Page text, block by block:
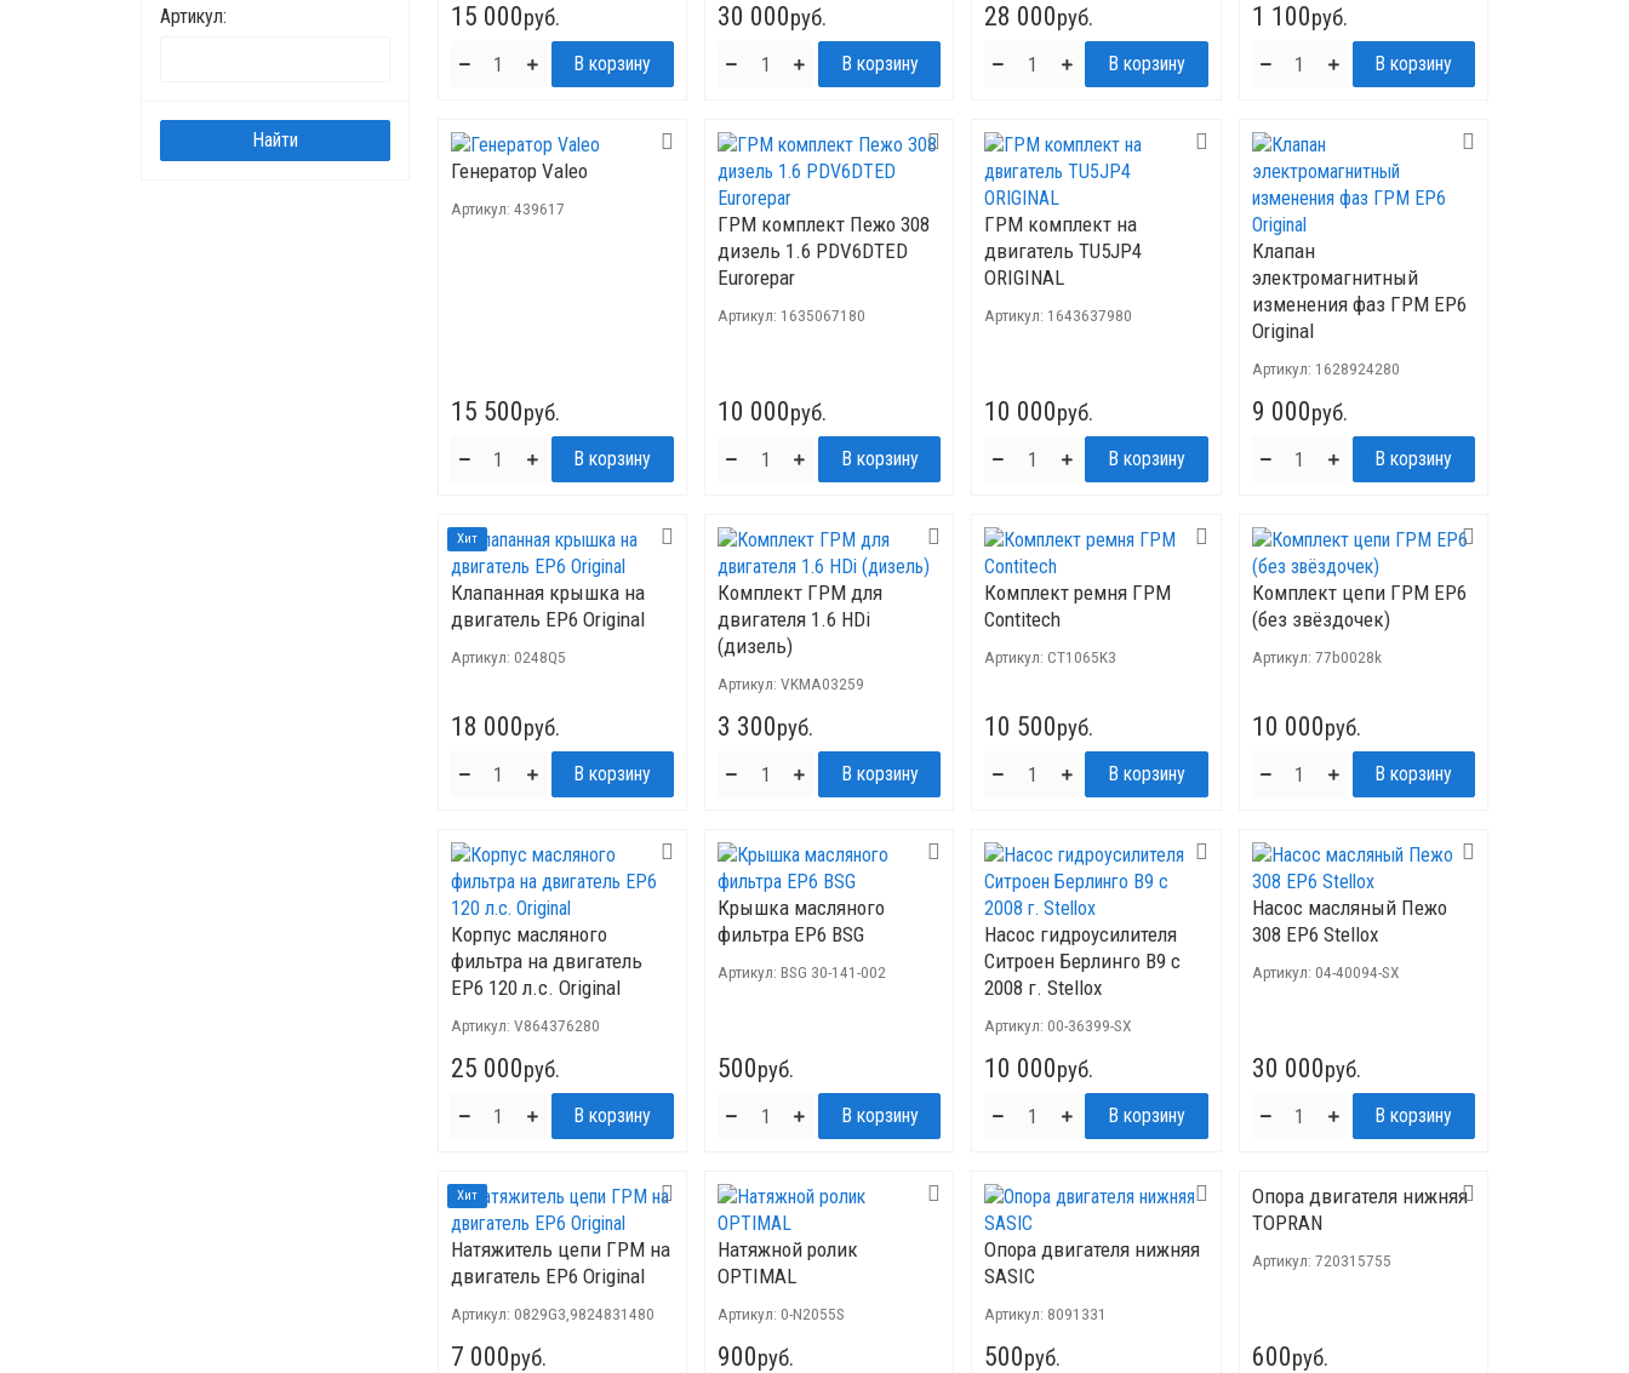
Артикул: 15 000руб. 30 000руб. 28 000руб. 1 100руб.
Генератор Valeo
Артикул: 439617
15 500руб.
ГРМ комплект Пежо 308
дизель 1.6 PDV6DTED
Eurorepar
Артикул: 1635067180
10 000руб.
ГРМ комплект на
двигатель TU5JP4
ORIGINAL
Артикул: 1643637980
10 000руб.
Клапан
электромагнитный
изменения фаз ГРМ EP6
Original
Артикул: 1628924280
9 000руб.
Хит
Клапанная крышка на
двигатель EP6 Original
Артикул: 0248Q5
18 000руб.
Комплект ГРМ для
двигателя 1.6 HDi
(дизель)
Артикул: VKMA03259
3 300руб.
Комплект ремня ГРМ
Contitech
Артикул:CT1065K3
10 500руб.
Комплект цепи ГРМ EP6
(без звёздочек)
Артикул: 77b0028k
10 000руб.
Корпус масляного
фильтра на двигатель
EP6 120 л.с. Original
Артикул: V864376280
25 000руб.
Крышка масляного
фильтра EP6 BSG
Артикул: BSG 30-141-002
500руб.
Насос гидроусилителя
Ситроен Берлинго B9 с
2008 г. Stellox
Артикул:00-36399-SX
10 000руб.
Насос масляный Пежо
308 ЕР6 Stellox
Артикул: 04-40094-SX
30 000руб.
Хит
Натяжитель цепи ГРМ на
двигатель EP6 Original
Артикул: 0829G3,9824831480
7 000руб.
Натяжной ролик
OPTIMAL
Артикул: 0-N2055S
900руб.
Опора двигателя нижняя
SASIC
Артикул: 8091331
500руб.
Опора двигателя нижняя
TOPRAN
Артикул: 720315755
600руб.